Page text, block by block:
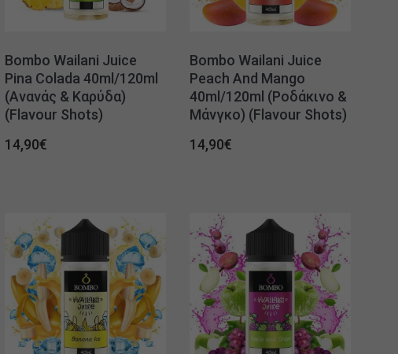
Bombo Wailani Juice
Pina Colada 40ml/120ml
(Ανανάς & Καρύδα)
(Flavour Shots)
14,90€
Bombo Wailani Juice
Peach And Mango
40ml/120ml (Ροδάκινο &
Μάνγκο) (Flavour Shots)
14,90€